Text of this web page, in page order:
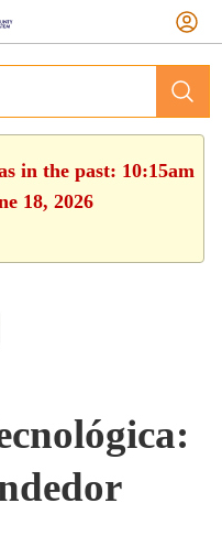
in the past: 10:15am
18, 2026